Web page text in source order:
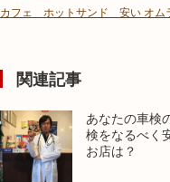
カフェ ホットサンド 安い オム
関連記事
あなたの車検
検をなるべく
お店は？